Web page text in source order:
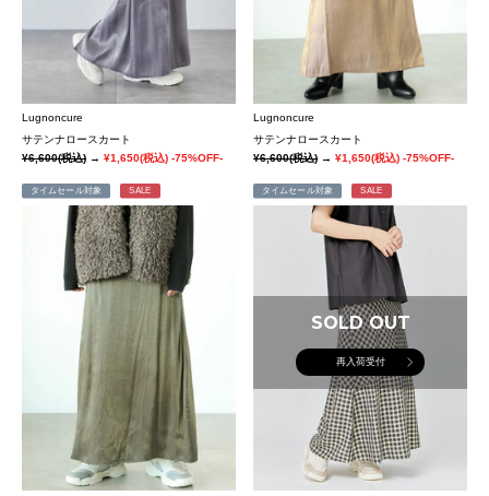
Lugnoncure
サテンナロースカート
¥6,600(税込) → ¥1,650(税込) -75%OFF-
Lugnoncure
サテンナロースカート
¥6,600(税込)→¥1,650(税込) -75%OFF-
タイムセール対象 SALE タイムセール対象 SALE
SOLD OUT
再入荷受付